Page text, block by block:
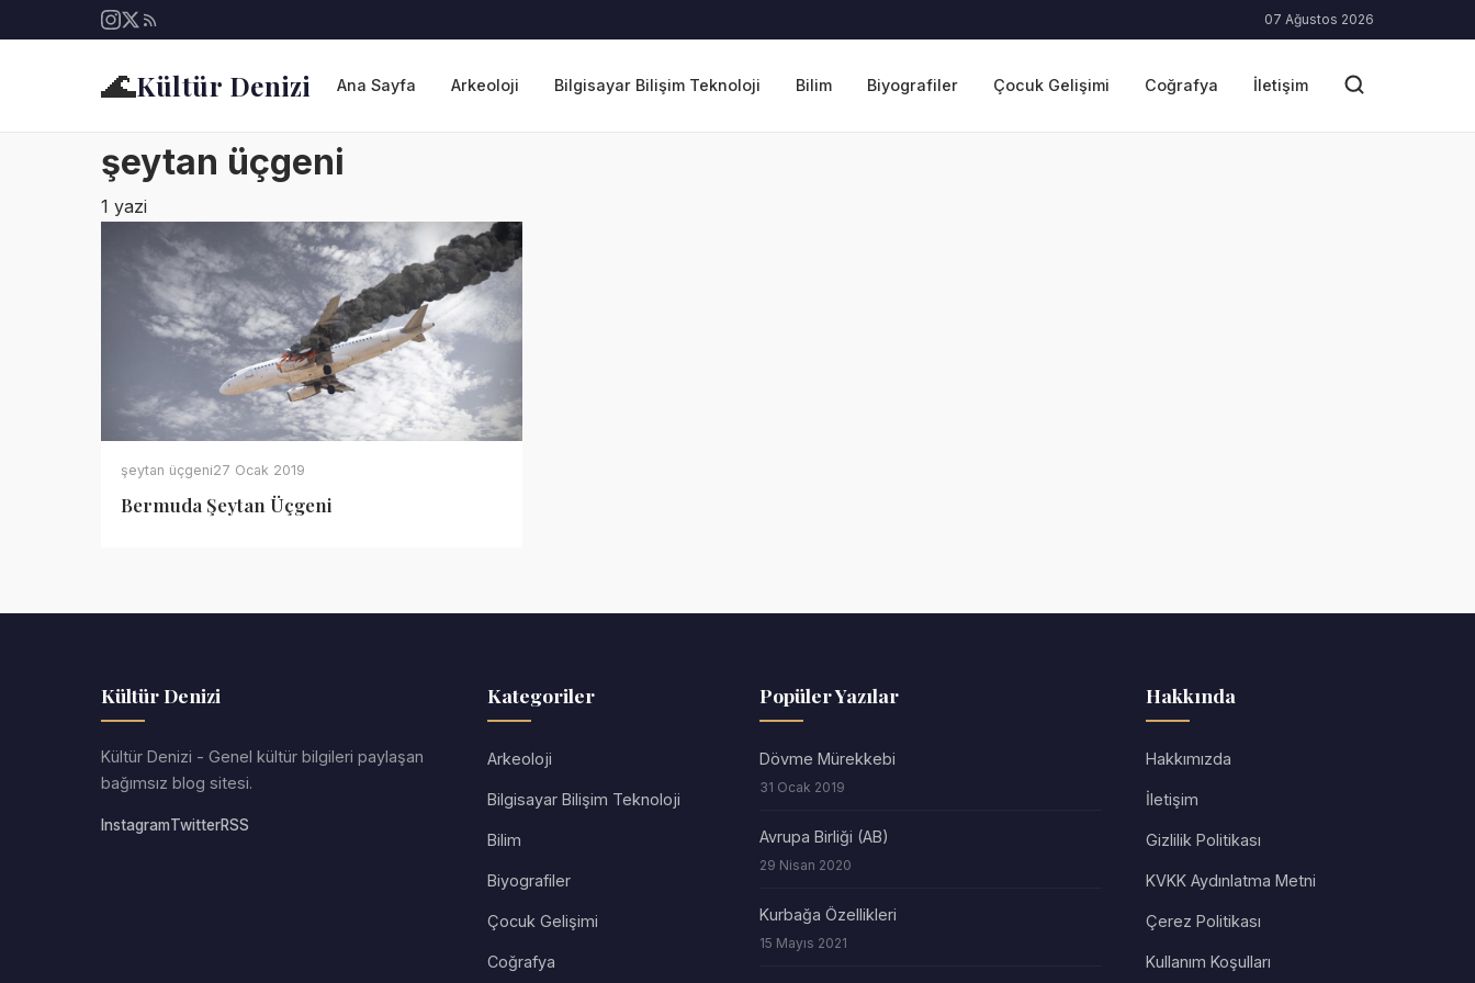
07 Ağustos 2026
🌊Kültür Denizi Ana Sayfa Arkeoloji Bilgisayar Bilişim Teknoloji Bilim Biyografiler Çocuk Gelişimi Coğrafya İletişim
şeytan üçgeni
1 yazi
şeytan üçgeni27 Ocak 2019
Bermuda Şeytan Üçgeni
Kültür Denizi
Kültür Denizi - Genel kültür bilgileri paylaşan
bağımsız blog sitesi.
InstagramTwitterRSS
Kategoriler
Arkeoloji
Bilgisayar Bilişim Teknoloji
Bilim
Biyografiler
Çocuk Gelişimi
Coğrafya
Popüler Yazılar
Dövme Mürekkebi
31 Ocak 2019
Avrupa Birliği (AB)
29 Nisan 2020
Kurbağa Özellikleri
15 Mayıs 2021
Hakkında
Hakkımızda
İletişim
Gizlilik Politikası
KVKK Aydınlatma Metni
Çerez Politikası
Kullanım Koşulları